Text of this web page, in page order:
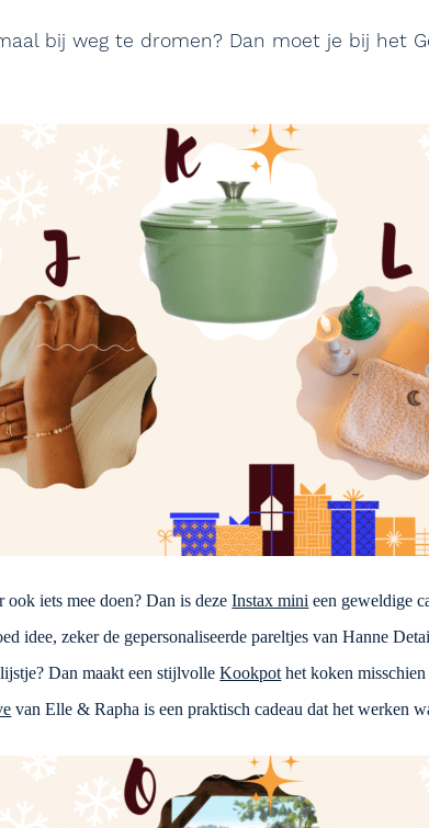
bij weg te dromen? Dan moet je bij het
ook iets mee doen? Dan is dezeInstax mini een geweldige
idee, zeker de gepersonaliseerde pareltjes van Hanne
Dan maakt een stijlvolleKookpot het koken
van Elle & Rapha is een praktisch cadeau dat het werken